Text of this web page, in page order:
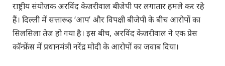
राष्ट्रीय संयोजक अरविंद केजरीवाल बीजेपी पर लगातार हमले कर रहे
हैं। दिल्ली में सत्तारूढ़ ‘आप’ और विपक्षी बीजेपी के बीच आरोपों का
सिलसिला तेज हो गया है। इस बीच, अरविंद केजरीवाल ने एक प्रेस
कॉन्फ्रेंस में प्रधानमंत्री नरेंद्र मोदी के आरोपों का जवाब दिया।